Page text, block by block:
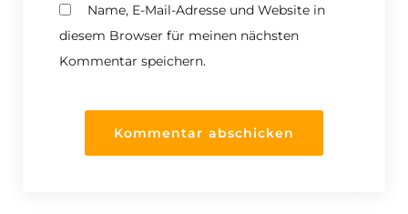
Name, E-Mail-Adresse und Website in
diesem Browser für meinen nächsten
Kommentar speichern.